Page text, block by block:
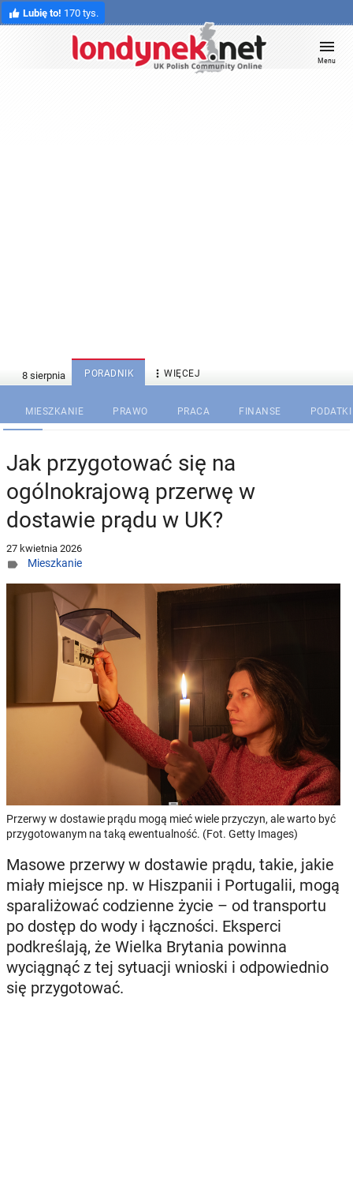
Lubię to! 170 tys.
Menu
PORADNIK  WIĘCEJ
MIESZKANIE PRAWO PRACA FINANSE PODATKI
Jak przygotować się na
ogólnokrajową przerwę w
dostawie prądu w UK?
27 kwietnia 2026
 Mieszkanie
Przerwy w dostawie prądu mogą mieć wiele przyczyn, ale warto być
przygotowanym na taką ewentualność. (Fot. Getty Images)
Masowe przerwy w dostawie prądu, takie, jakie
miały miejsce np. w Hiszpanii i Portugalii, mogą
sparaliżować codzienne życie – od transportu
po dostęp do wody i łączności. Eksperci
podkreślają, że Wielka Brytania powinna
wyciągnąć z tej sytuacji wnioski i odpowiednio
się przygotować.